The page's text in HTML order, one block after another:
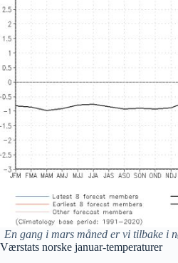
En gang i mars måned er vi tilbake i
Værstats norske januar-temperaturer